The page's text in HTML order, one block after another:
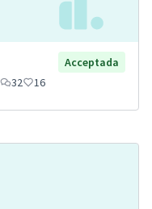
Acceptada
32 16